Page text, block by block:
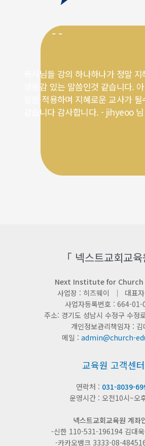
목사님들 강의 하나하나가 정말
생동감 있는 말씀인것 같습니다. 아
말씀 적용하며 지혜로운 교사가
같습니다 감사합니다. - jihyeoo 님
「 넥스트교회교육
Next Institute for Church
사업장 : 히즈웨이 ｜ 대표
사업자등록번호 : 664-
주소: 경기도 성남시 수정구 수정
개인정보관리책임자 : 김
메일 : admin@church-
교육원 고객센터
연락처 : 031-8039-
운영시간 : 오전10시~오
넥스트교회교육원 계좌
-신한 110-531-196194 김대
-카카오뱅크 3333-08-